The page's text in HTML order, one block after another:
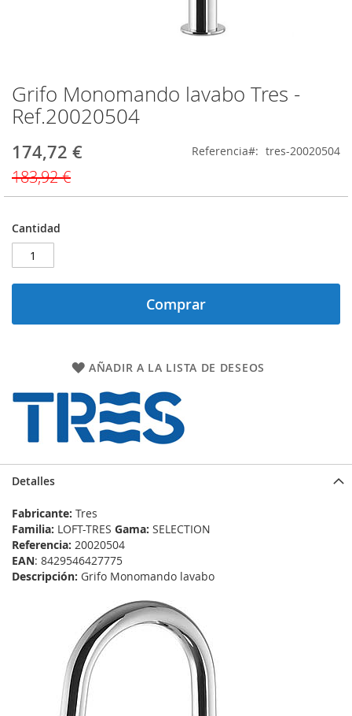
Grifo Monomando lavabo Tres -
Ref.20020504
Precio
174,72 €
183,92 €
Referencia tres-20020504
Cantidad
Comprar
AÑADIR A LA LISTA DE DESEOS
Saltar
al
comienzo
la
galería
de
imágenes
Detalles
Fabricante: Tres
Familia: LOFT-TRES Gama: SELECTION
Referencia: 20020504
EAN: 8429546427775
Descripción: Grifo Monomando lavabo